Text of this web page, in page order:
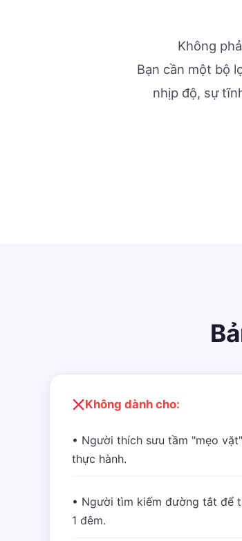
Không
Bạn cần một bộ
nhịp độ, sự
Không dành cho:
• Người thích sưu tầm "mẹo
thực hành.
• Người tìm kiếm đường tắt để
1 đêm.